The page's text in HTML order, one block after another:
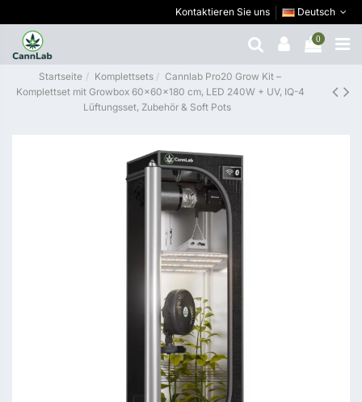
Kontaktieren Sie uns Deutsch
0
Startseite Komplettsets
Cannlab Pro20 Grow Kit –
Komplettset mit Growbox 60×60×180 cm, LED 240W + UV, IQ-4
Lüftungsset, Zubehör & Soft Pots